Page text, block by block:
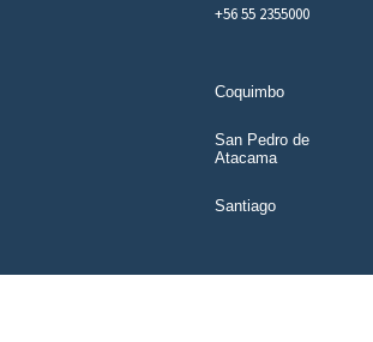
Coquimbo
San Pedro de
Atacama
Santiago
+56 55 2355000